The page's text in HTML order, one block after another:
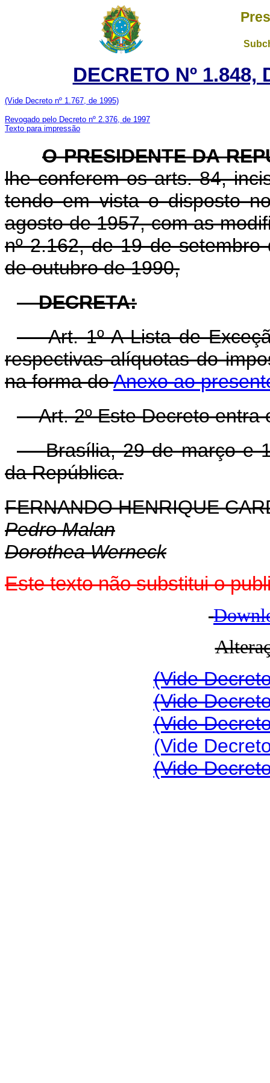
DECRETO Nº 1.848,
(Vide Decreto nº 1.767, de 1995)
Revogado pelo Decreto nº 2.376, de 1997
Texto para impressão
O PRESIDENTE DA
lhe conferem os arts. 84,
tendo em vista o disposto
agosto de 1957, com as
nº 2.162, de 19 de
de outubro de 1990,
DECRETA:
Art. 1º A Lista de
respectivas alíquotas do
na forma doAnexo ao
Art. 2º Este Decreto
Brasília, 29 de março e
da República.
FERNANDO HENRIQUE
Pedro Malan
Dorothea Werneck
Este texto não substitui o
(Vide
(Vide
(Vide
(Vide
(Vide